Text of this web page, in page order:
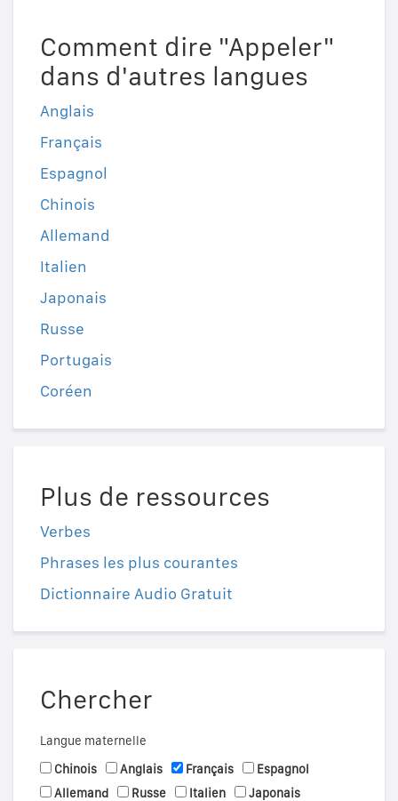
Comment dire "Appeler"
dans d'autres langues
Anglais
Français
Espagnol
Chinois
Allemand
Italien
Japonais
Russe
Portugais
Coréen
Plus de ressources
Verbes
Phrases les plus courantes
Dictionnaire Audio Gratuit
Chercher
Langue maternelle
Chinois
Anglais Français
Espagnol
Allemand
Russe Italien
Japonais